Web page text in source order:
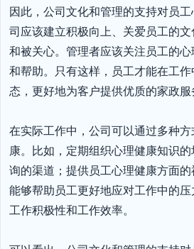
因此，公司文化和管理的支持对员
司应该建立积极向上、关爱员工的
和被关心。管理者应该关注员工的
和帮助。只有这样，员工才能在工
态，更好地为客户提供优质的家政服
在实际工作中，公司可以通过多种
康。比如，定期组织心理健康知识
询的渠道；提供员工心理健康方面
能够帮助员工更好地应对工作中的
工作积极性和工作效率。